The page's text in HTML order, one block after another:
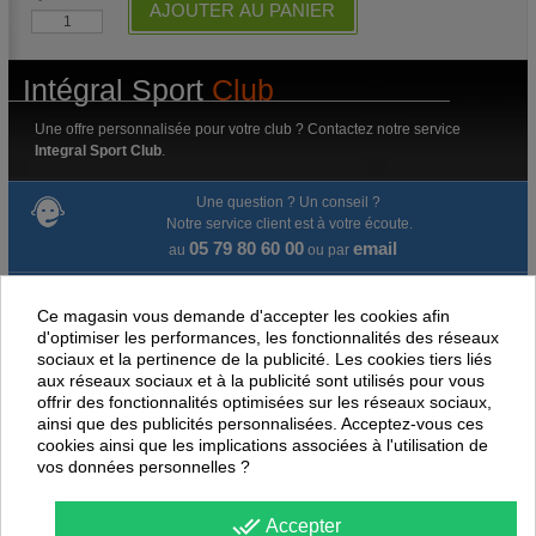
AJOUTER AU PANIER
Intégral Sport Club
Une offre personnalisée pour votre club ? Contactez notre service
Integral Sport Club
Une question ? Un conseil ?
Notre service client est à votre écoute.
au 05 79 80 60 00ou par email
Paiement en ligne 100% sécurisé
Paiement par virement
Satisfait ou remboursé jusqu'à 60 jours
NOUS PENSONS QUE CES ARTICLES
Ce magasin vous demande d'accepter les cookies afin
d'optimiser les performances, les fonctionnalités des réseaux
sociaux et la pertinence de la publicité. Les cookies tiers liés
aux réseaux sociaux et à la publicité sont utilisés pour vous
offrir des fonctionnalités optimisées sur les réseaux sociaux,
ainsi que des publicités personnalisées. Acceptez-vous ces
cookies ainsi que les implications associées à l'utilisation de
vos données personnelles ?
done_all Accepter